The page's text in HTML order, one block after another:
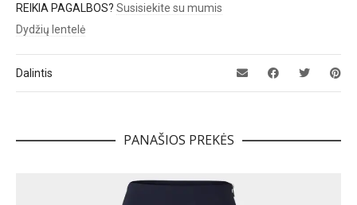
REIKIA PAGALBOS? Susisiekite su mumis
Dydžių lentelė
Dalintis
PANAŠIOS PREKĖS